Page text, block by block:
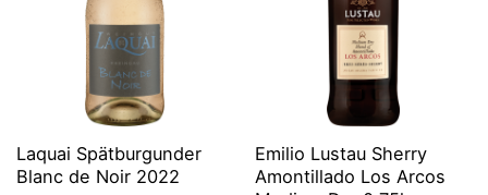
Laquai Spätburgunder
Blanc de Noir 2022
Emilio Lustau Sherry
Amontillado Los Arcos